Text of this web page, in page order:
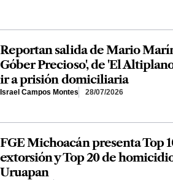
Reportan salida de Mario
Góber Precioso', de 'El
ir a prisión domiciliaria
Israel Campos Montes 28/07/2026
FGE Michoacán presenta Top
extorsión y Top 20 de
Uruapan